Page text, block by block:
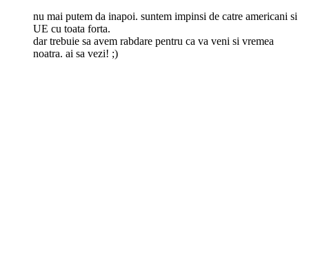
nu mai putem da inapoi. suntem impinsi de catre americani si
UE cu toata forta.
dar trebuie sa avem rabdare pentru ca va veni si vremea
noatra. ai sa vezi! ;)